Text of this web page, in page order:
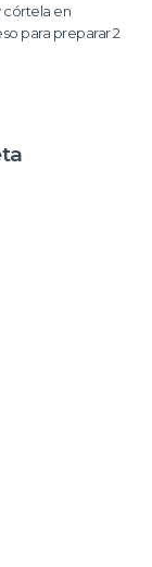
córtela en
para preparar 2